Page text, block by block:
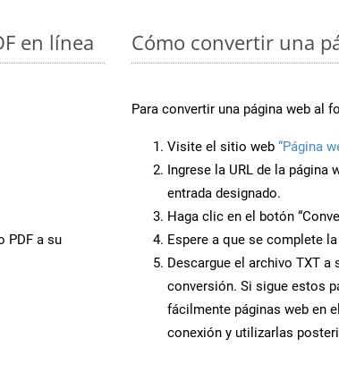
en línea
PDF a su
Cómo convertir una
Para convertir una página web al
Visite el sitio web “Página
Ingrese la URL de la página
entrada designado.
Haga clic en el botón
Espere a que se complete
Descargue el archivo TXT
conversión. Si sigue estos
fácilmente páginas web en
conexión y utilizarlas